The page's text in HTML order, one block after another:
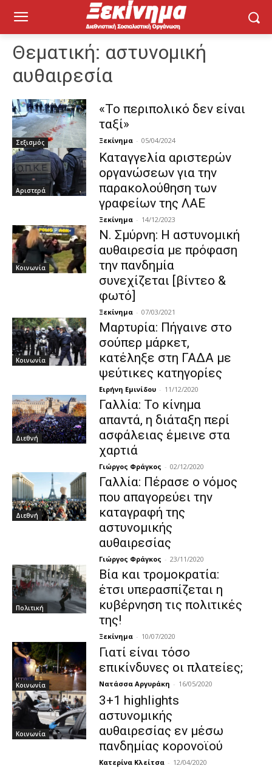
Θεματική: αστυνομική
αυθαιρεσία
Σεξισμός
«Το περιπολικό δεν είναι
ταξί»
Ξεκίνημα - 05/04/2024
Αριστερά
Καταγγελία αριστερών
οργανώσεων για την
παρακολούθηση των
γραφείων της ΛΑΕ
Ξεκίνημα - 14/12/2023
Κοινωνία
Ν. Σμύρνη: Η αστυνομική
αυθαιρεσία με πρόφαση
την πανδημία
συνεχίζεται [βίντεο &
φωτό]
Ξεκίνημα - 07/03/2021
Κοινωνία
Μαρτυρία: Πήγαινε στο
σούπερ μάρκετ,
κατέληξε στη ΓΑΔΑ με
ψεύτικες κατηγορίες
Ειρήνη Εμινίδου - 11/12/2020
Διεθνή
Γαλλία: Το κίνημα
απαντά, η διάταξη περί
ασφάλειας έμεινε στα
χαρτιά
Γιώργος Φράγκος - 02/12/2020
Διεθνή
Γαλλία: Πέρασε ο νόμος
που απαγορεύει την
καταγραφή της
αστυνομικής
αυθαιρεσίας
Γιώργος Φράγκος - 23/11/2020
Πολιτική
Βία και τρομοκρατία:
έτσι υπερασπίζεται η
κυβέρνηση τις πολιτικές
της!
Ξεκίνημα - 10/07/2020
Κοινωνία
Γιατί είναι τόσο
επικίνδυνες οι πλατείες;
Νατάσσα Αργυράκη - 16/05/2020
Κοινωνία
3+1 highlights
αστυνομικής
αυθαιρεσίας εν μέσω
πανδημίας κορονοϊού
Κατερίνα Κλείτσα - 12/04/2020